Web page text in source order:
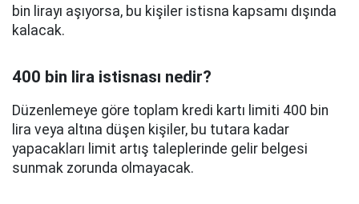
bin lirayı aşıyorsa, bu kişiler istisna kapsamı dışında
kalacak.
400 bin lira istisnası nedir?
Düzenlemeye göre toplam kredi kartı limiti 400 bin
lira veya altına düşen kişiler, bu tutara kadar
yapacakları limit artış taleplerinde gelir belgesi
sunmak zorunda olmayacak.